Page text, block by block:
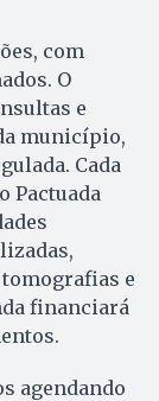
com
O
e
município,
Cada
Pactuada
e
financiará
agendando